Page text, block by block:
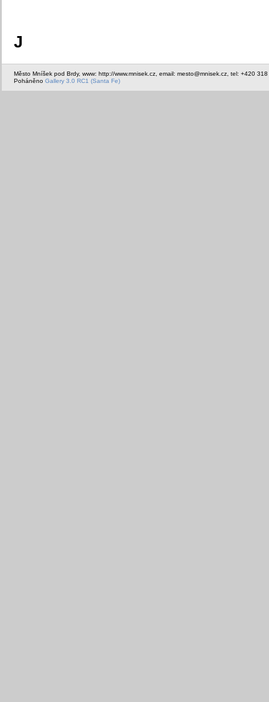
J
Město Mníšek pod Brdy, www: http://www.mnisek.cz, email: mesto@mnisek.cz, tel: +420
Poháněno Gallery 3.0 RC1 (Santa Fe)